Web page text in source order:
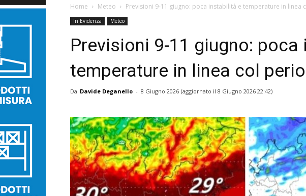
Home Meteo Previsioni 9-11 giugno: poca instabilità e temperature in linea
In Evidenza Meteo
Previsioni 9-11 giugno:
temperature in linea col
Da Davide Deganello - 8 Giugno 2026 (aggiornato il 8 Giugno 2026 22:42)